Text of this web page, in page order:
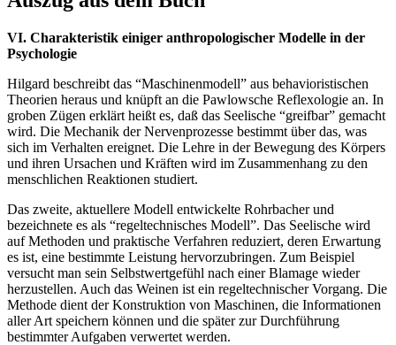
VI. Charakteristik einiger anthropologischer Modelle in der
Psychologie
Hilgard beschreibt das “Maschinenmodell” aus behavioristischen
Theorien heraus und knüpft an die Pawlowsche Reflexologie an. In
groben Zügen erklärt heißt es, daß das Seelische “greifbar” gemacht
wird. Die Mechanik der Nervenprozesse bestimmt über das, was
sich im Verhalten ereignet. Die Lehre in der Bewegung des Körpers
und ihren Ursachen und Kräften wird im Zusammenhang zu den
menschlichen Reaktionen studiert.
Das zweite, aktuellere Modell entwickelte Rohrbacher und
bezeichnete es als “regeltechnisches Modell”. Das Seelische wird
auf Methoden und praktische Verfahren reduziert, deren Erwartung
es ist, eine bestimmte Leistung hervorzubringen. Zum Beispiel
versucht man sein Selbstwertgefühl nach einer Blamage wieder
herzustellen. Auch das Weinen ist ein regeltechnischer Vorgang. Die
Methode dient der Konstruktion von Maschinen, die Informationen
aller Art speichern können und die später zur Durchführung
bestimmter Aufgaben verwertet werden.